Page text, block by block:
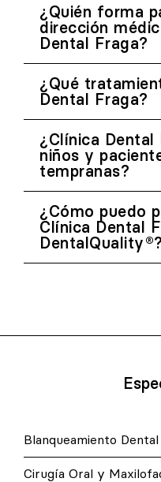
¿Quién forma
dirección
Dental Fraga?
¿Qué
Dental Fraga?
¿Clínica Dental
niños y
tempranas?
¿Cómo puedo
Clínica Dental
DentalQuality®?
Blanqueamiento Dental
Cirugía Oral y